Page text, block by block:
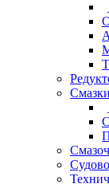
Смазки